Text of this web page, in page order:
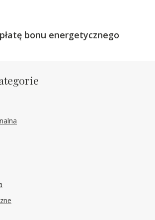
bonu energetycznego